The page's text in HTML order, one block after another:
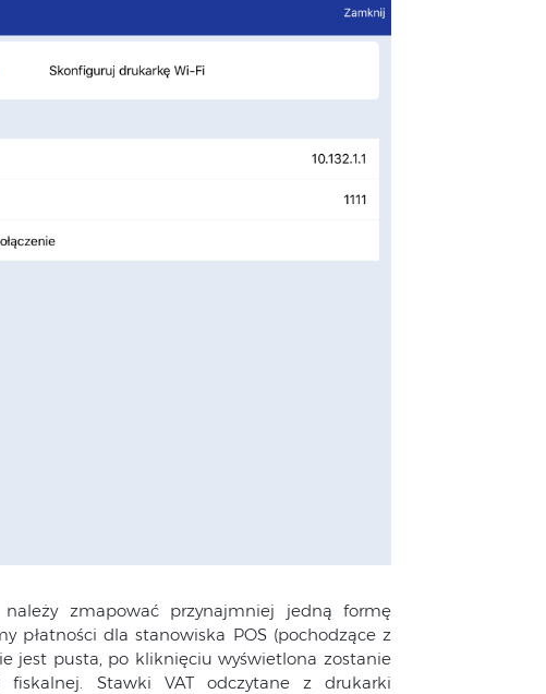
zmapować przynajmniej jedną formę
płatności dla stanowiska POS (pochodzące z
jest pusta, po kliknięciu wyświetlona zostanie
Stawki VAT odczytane z drukarki